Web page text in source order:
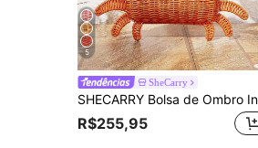
5
SheCarry
R$255,95